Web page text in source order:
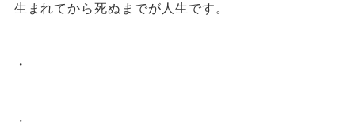
生まれてから死ぬまでが人生です。
・
・